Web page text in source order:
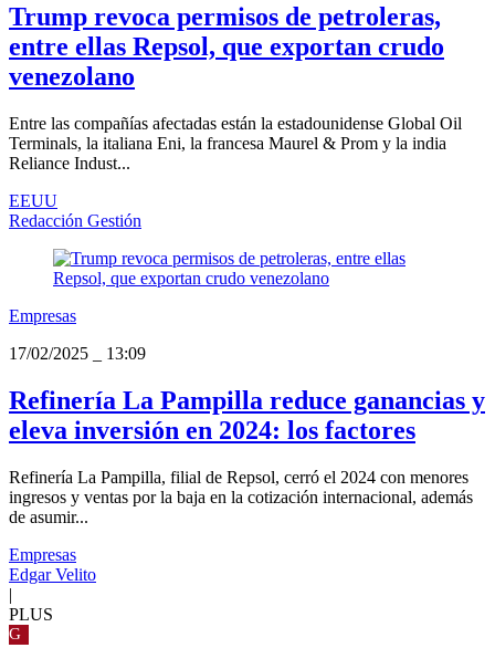
Trump revoca permisos de petroleras,
entre ellas Repsol, que exportan crudo
venezolano
Entre las compañías afectadas están la estadounidense Global Oil
Terminals, la italiana Eni, la francesa Maurel & Prom y la india
Reliance Indust...
EEUU
Redacción Gestión
Empresas
17/02/2025
13:09
Refinería La Pampilla reduce ganancias y
eleva inversión en 2024: los factores
Refinería La Pampilla, filial de Repsol, cerró el 2024 con menores
ingresos y ventas por la baja en la cotización internacional, además
de asumir...
Empresas
Edgar Velito
|
PLUS
G